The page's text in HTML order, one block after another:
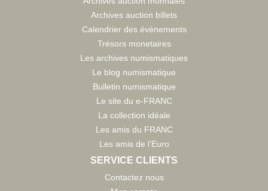
Archives auction billets
Calendrier des évènements
Trésors monetaires
Les archives numismatiques
Le blog numismatique
Bulletin numismatique
Le site du e-FRANC
La collection idéale
Les amis du FRANC
Les amis de l'Euro
SERVICE CLIENTS
Contactez nous